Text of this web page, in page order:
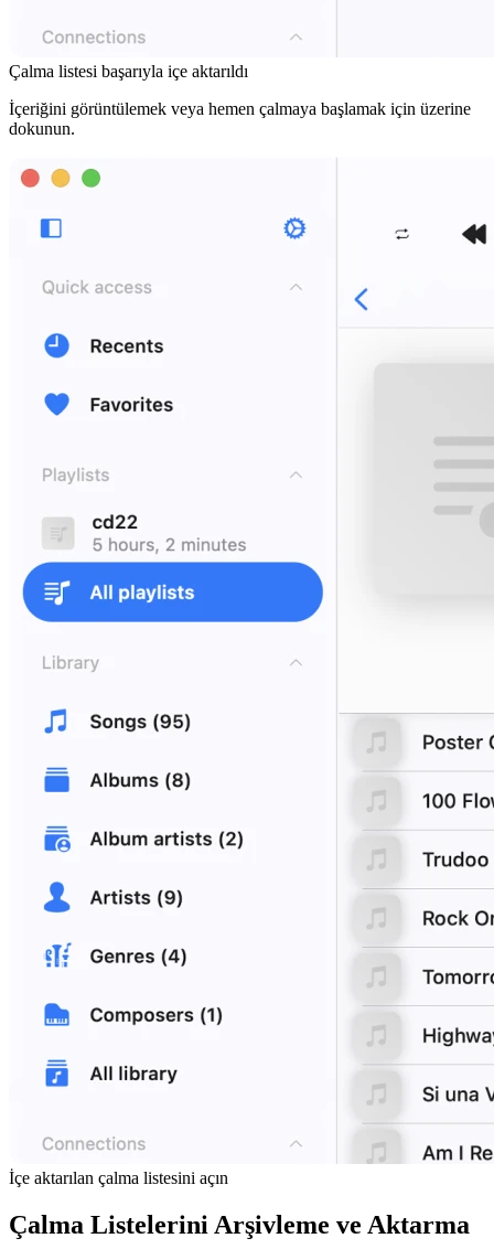
Çalma listesi başarıyla içe aktarıldı
İçeriğini görüntülemek veya hemen çalmaya başlamak için üzerine
dokunun.
İçe aktarılan çalma listesini açın
Çalma Listelerini Arşivleme ve Aktarma